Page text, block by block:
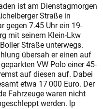
ist am Dienstagmorgen
Straße in
gegen 7.45 Uhr ein 19-
mit seinem Klein-Lkw
Straße unterwegs.
übersah er einen auf
VW Polo einer 45-
auf diesen auf. Dabei
etwa 17 000 Euro. Der
Fahrzeuge waren nicht
werden. lp